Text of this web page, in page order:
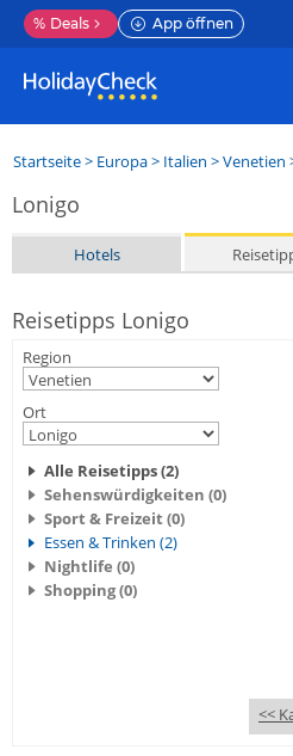
% Deals App öffnen
Startseite> Europa> Italien >Venetien
Lonigo
Hotels
Reisetipps Lonigo
Region
Ort
Alle Reisetipps (2)
Sehenswürdigkeiten (0)
Sport & Freizeit (0)
Essen & Trinken (2)
Nightlife (0)
Shopping (0)
<<